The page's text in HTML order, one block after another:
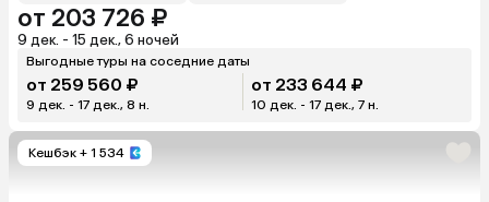
от 203 726 ₽
9 дек. - 15 дек., 6 ночей
Выгодные туры на соседние даты
от 259 560 ₽
9 дек. - 17 дек., 8 н.
от 233 644 ₽
10 дек. - 17 дек., 7 н.
Кешбэк + 1 534